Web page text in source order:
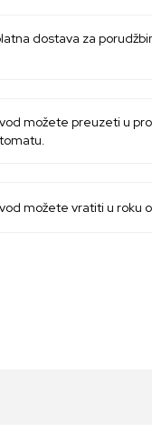
dostava za
možete preuzeti u
možete vratiti u roku